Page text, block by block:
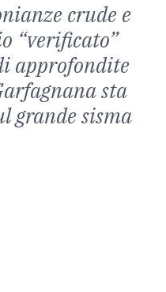
crude e
“verificato”
approfondite
sta
grande sisma